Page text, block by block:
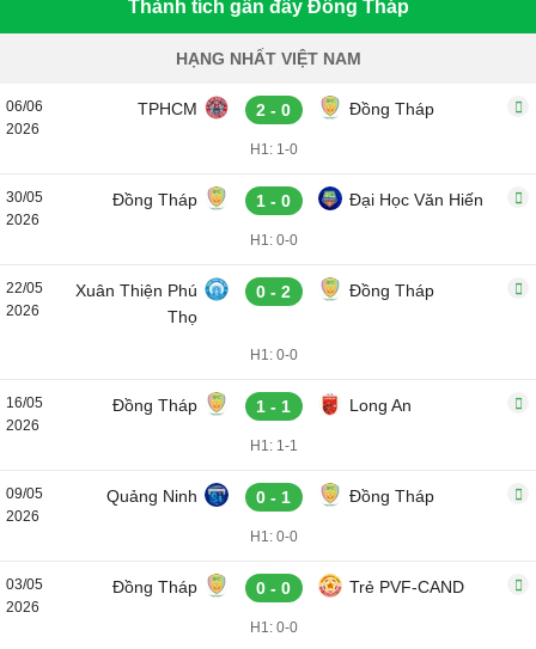
Thành tích gần đây Đồng Tháp
HẠNG NHẤT VIỆT NAM
06/06
2026
TPHCM 2 - 0 Đồng Tháp
H1: 1-0
30/05
2026
Đồng Tháp 1 - 0 Đại Học Văn Hiến
H1: 0-0
22/05
2026
Xuân Thiện Phú
Thọ
0 - 2 Đồng Tháp
H1: 0-0
16/05
2026
Đồng Tháp 1 - 1 Long An
H1: 1-1
09/05
2026
Quảng Ninh 0 - 1 Đồng Tháp
H1: 0-0
03/05
2026
Đồng Tháp 0 - 0 Trẻ PVF-CAND
H1: 0-0